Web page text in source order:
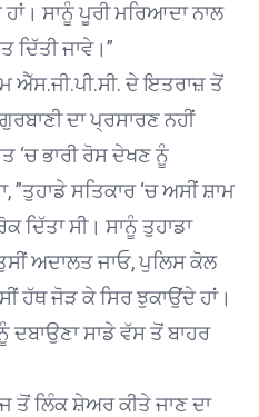
ਸਾਨੂੰ ਪੂਰੀ ਮਰਿਆਦਾ ਨਾਲ
ਦਿੱਤੀ ਜਾਵੇ।”
ਐੱਸ.ਜੀ.ਪੀ.ਸੀ. ਦੇ ਇਤਰਾਜ਼ ਤੋਂ
ਦਾ ਪ੍ਰਸਾਰਣ ਨਹੀਂ
‘ਚ ਭਾਰੀ ਰੋਸ ਦੇਖਣ ਨੂੰ
”ਤੁਹਾਡੇ ਸਤਿਕਾਰ ‘ਚ ਅਸੀਂ ਸ਼ਾਮ
ਦਿੱਤਾ ਸੀ। ਸਾਨੂੰ ਤੁਹਾਡਾ
ਅਦਾਲਤ ਜਾਓ, ਪੁਲਿਸ ਕੋਲ
ਹੱਥ ਜੋੜ ਕੇ ਸਿਰ ਝੁਕਾਉਂਦੇ ਹਾਂ।
ਦਬਾਉਣਾ ਸਾਡੇ ਵੱਸ ਤੋਂ ਬਾਹਰ
ਤੋਂ ਲਿੰਕ ਸ਼ੇਅਰ ਕੀਤੇ ਜਾਣ ਦਾ